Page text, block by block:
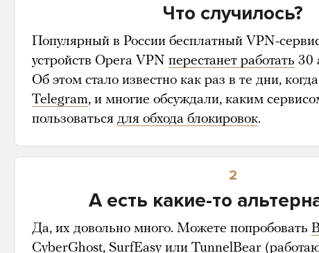
Что случилось?
Популярный в России бесплатный VPN-
устройств Opera VPN перестанет работать 30
Об этом стало известно как раз в те дни, когда
Telegram, и многие обсуждали, каким
пользоваться для обхода блокировок.
2
А есть какие-то
Да, их довольно много. Можете попробовать
CyberGhost, SurfEasyили TunnelBear